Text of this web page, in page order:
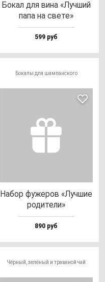
Бокал для ви­на «Луч­ший
па­па на све­те»
599 руб
Бокалы для шампанского
Набор фу­же­ров «Луч­шие
ро­ди­те­ли»
890 руб
Чёрный, зелёный и травяной чай